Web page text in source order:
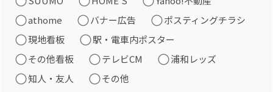
athome
バナー広告
ポスティングチラシ
現地看板
駅・電車内ポスター
その他看板
テレビCM
浦和レッズ
知人・友人
その他